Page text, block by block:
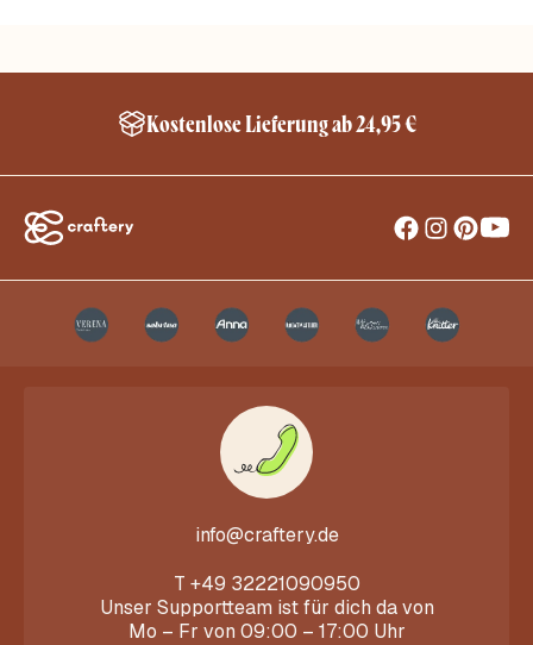
Kostenlose Lieferung ab 24,95 €
info@craftery.de
T +49 32221090950
Unser Supportteam ist für dich da von
Mo – Fr von 09:00 – 17:00 Uhr